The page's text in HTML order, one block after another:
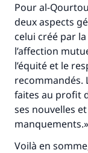
Pour al-
deux aspects
celui créé par
l’affection
l’équité et le
recommandés.
faites au profit
ses nouvelles
manquements.»
Voilà en